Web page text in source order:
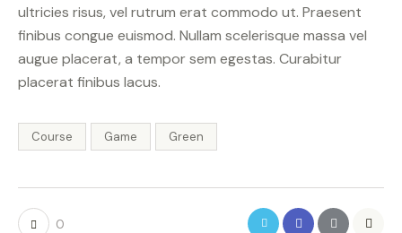
ultricies risus, vel rutrum erat commodo ut. Praesent
finibus congue euismod. Nullam scelerisque massa vel
augue placerat, a tempor sem egestas. Curabitur
placerat finibus lacus.
Course Game Green
0